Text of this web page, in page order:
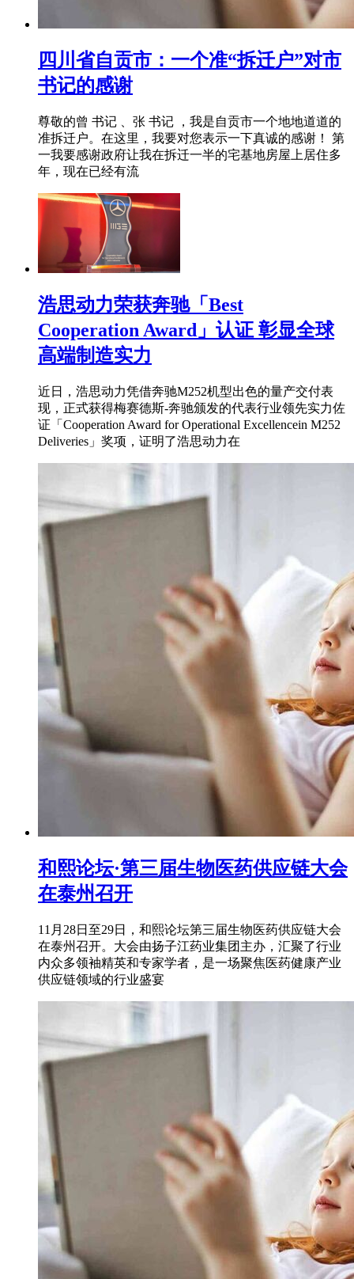
四川省自贡市：一个准“拆迁户”对市
书记的感谢
尊敬的曾 书记 、张 书记 ，我是自贡市一个地地道道的
准拆迁户。在这里，我要对您表示一下真诚的感谢！ 第
一我要感谢政府让我在拆迁一半的宅基地房屋上居住多
年，现在已经有流
浩思动力荣获奔驰「Best
Cooperation Award」认证 彰显全球
高端制造实力
近日，浩思动力凭借奔驰M252机型出色的量产交付表
现，正式获得梅赛德斯-奔驰颁发的代表行业领先实力佐
证「Cooperation Award for Operational Excellencein M252
Deliveries」奖项，证明了浩思动力在
和熙论坛·第三届生物医药供应链大会
在泰州召开
11月28日至29日，和熙论坛第三届生物医药供应链大会
在泰州召开。大会由扬子江药业集团主办，汇聚了行业
内众多领袖精英和专家学者，是一场聚焦医药健康产业
供应链领域的行业盛宴